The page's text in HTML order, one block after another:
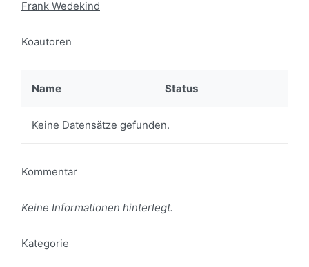
Frank Wedekind
Koautoren
Name Status
Keine Datensätze gefunden.
Kommentar
Keine Informationen hinterlegt.
Kategorie